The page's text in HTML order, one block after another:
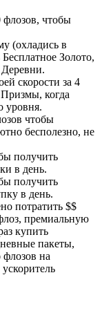
флозов, чтобы
(охладись в
Золото,
Деревни.
скорости за 4
когда
уровня.
чтобы
бесполезно, не
получить
в день.
получить
в день.
потратить $$
премиальную
купить
пакеты,
на